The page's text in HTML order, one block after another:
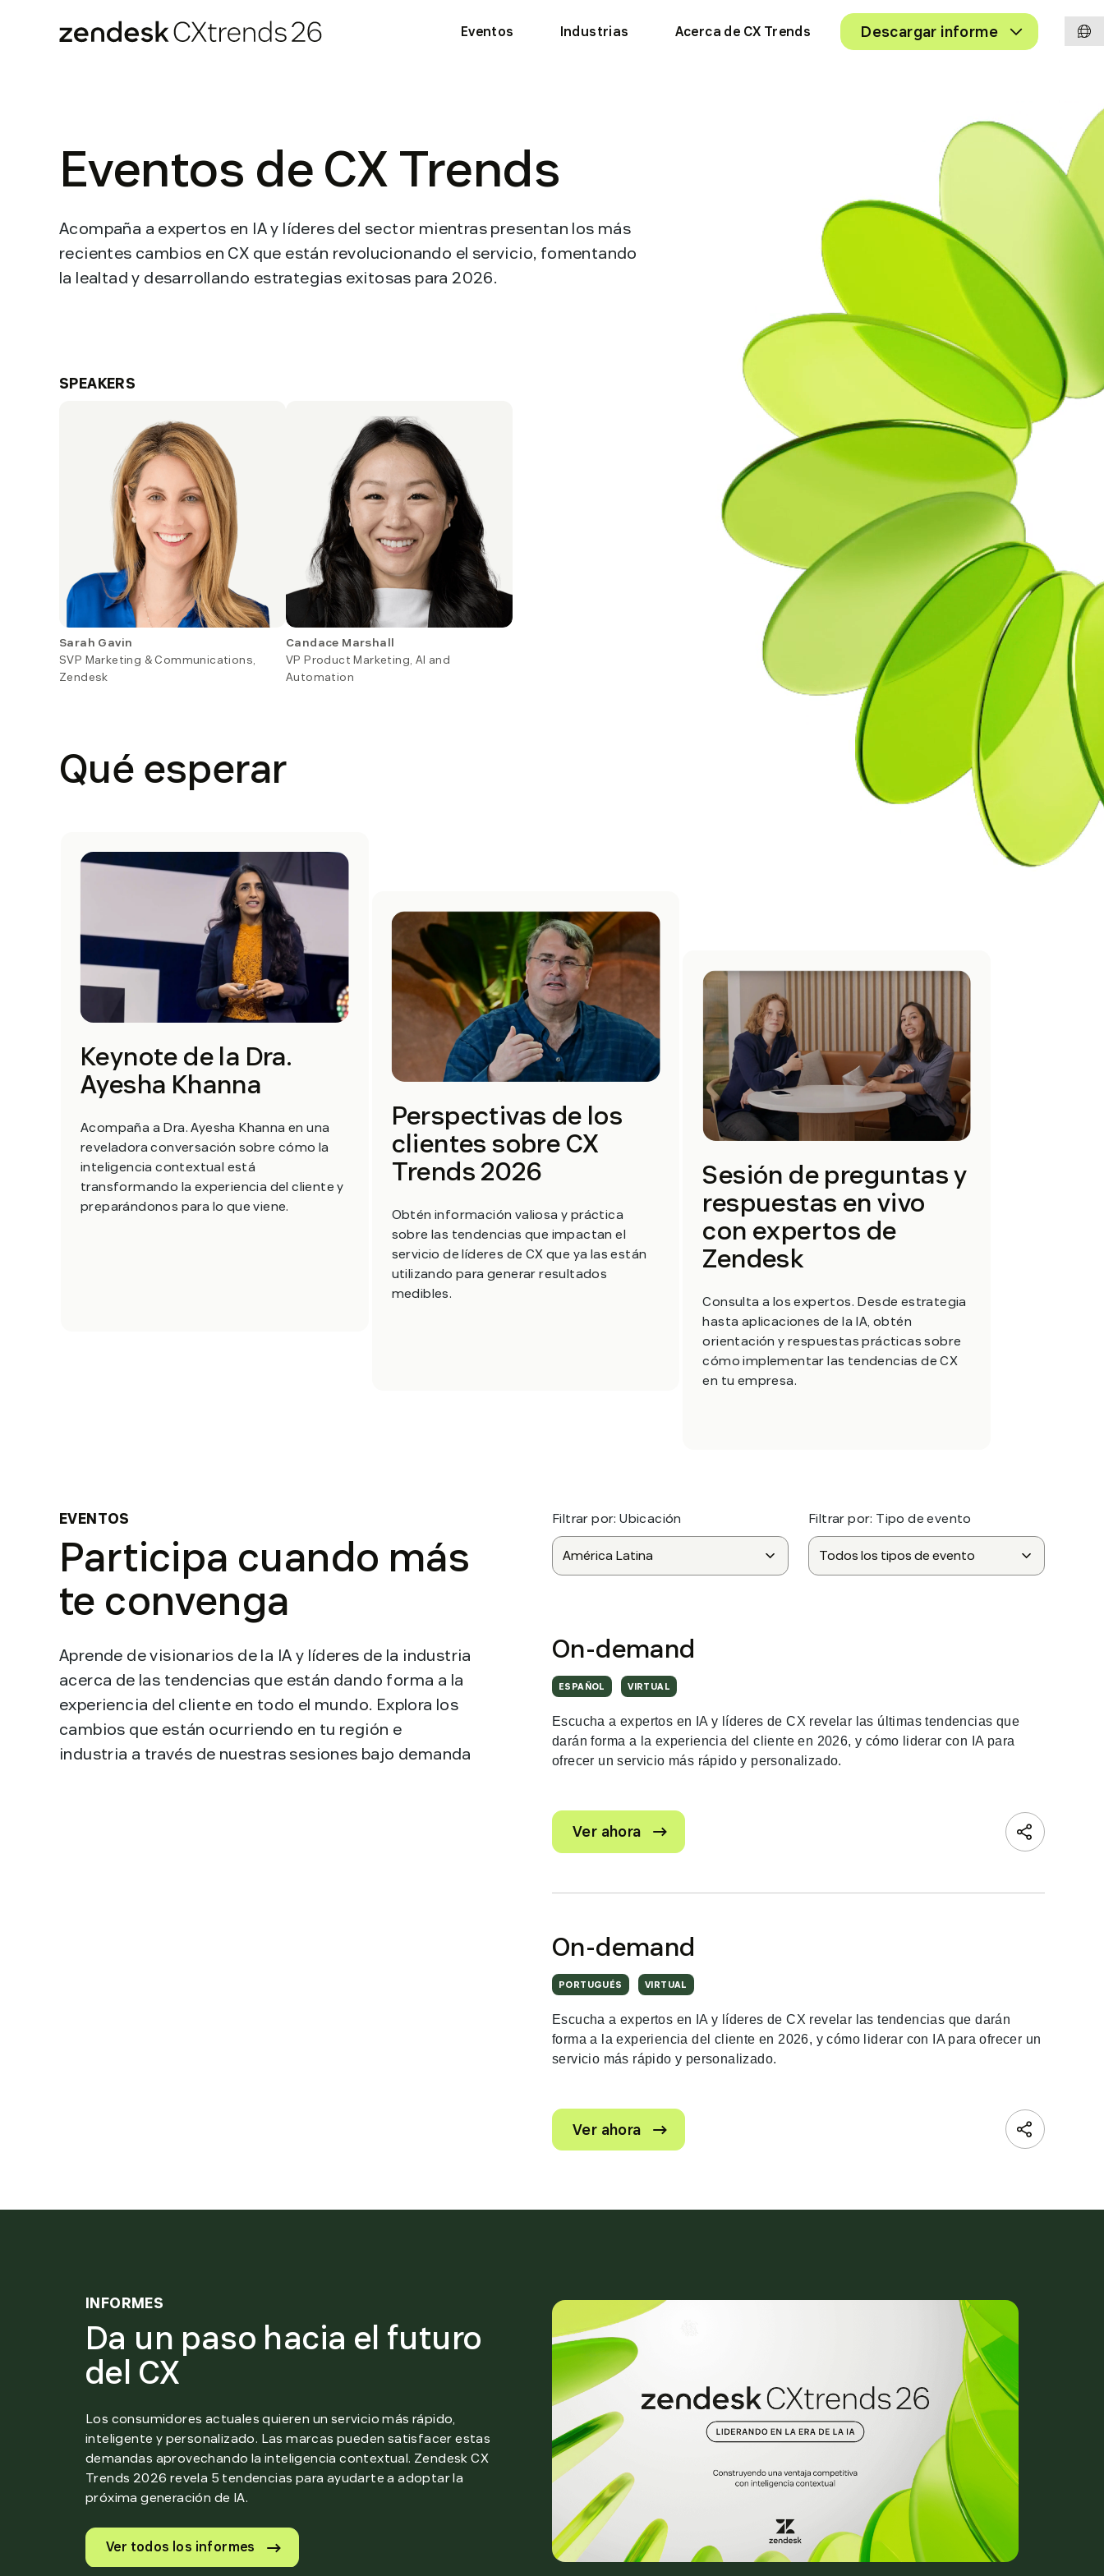
Eventos
Industrias Acerca de CX Trends Descargar informe
Toggle
Submenu
Eventos de CX Trends
Acompaña a expertos en IA y líderes del sector mientras presentan los más
recientes cambios en CX que están revolucionando el servicio, fomentando
la lealtad y desarrollando estrategias exitosas para 2026.
SPEAKERS
Sarah Gavin
SVP Marketing & Communications,
Zendesk
Candace Marshall
VP Product Marketing, AI and
Automation
Qué esperar
Keynote de la Dra.
Ayesha Khanna
Acompaña a Dra. Ayesha Khanna en una
reveladora conversación sobre cómo la
inteligencia contextual está
transformando la experiencia del cliente y
preparándonos para lo que viene.
Perspectivas de los
clientes sobre CX
Trends 2026
Obtén información valiosa y práctica
sobre las tendencias que impactan el
servicio de líderes de CX que ya las están
utilizando para generar resultados
medibles.
Sesión de preguntas y
respuestas en vivo
con expertos de
Zendesk
Consulta a los expertos. Desde estrategia
hasta aplicaciones de la IA, obtén
orientación y respuestas prácticas sobre
cómo implementar las tendencias de CX
en tu empresa.
EVENTOS
Participa cuando más
te convenga
Aprende de visionarios de la IA y líderes de la industria
acerca de las tendencias que están dando forma a la
experiencia del cliente en todo el mundo. Explora los
cambios que están ocurriendo en tu región e
industria a través de nuestras sesiones bajo demanda
Filtrar por:Ubicación Filtrar por: Tipo de evento
On-demand
ESPAÑOL VIRTUAL
Escucha a expertos en IA y líderes de CX revelar las últimas tendencias que
darán forma a la experiencia del cliente en 2026, y cómo liderar con IA para
ofrecer un servicio más rápido y personalizado.
Ver ahora. External Link. Opens in new window.
On-demand
PORTUGUÉS VIRTUAL
Escucha a expertos en IA y líderes de CX revelar las tendencias que darán
forma a la experiencia del cliente en 2026, y cómo liderar con IA para ofrecer un
servicio más rápido y personalizado.
Ver ahora. External Link. Opens in new window.
INFORMES
Da un paso hacia el futuro
del CX
Los consumidores actuales quieren un servicio más rápido,
inteligente y personalizado. Las marcas pueden satisfacer estas
demandas aprovechando la inteligencia contextual. Zendesk CX
Trends 2026 revela 5 tendencias para ayudarte a adoptar la
próxima generación de IA.
Ver todos los informes